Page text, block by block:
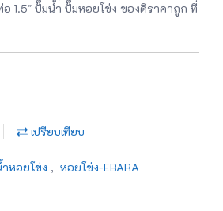
1.5" ปั๊มน้ำ ปั๊มหอยโข่ง ของดีราคาถูก ที่
เปรียบเทียบ
หอยโข่ง , หอยโข่ง-EBARA